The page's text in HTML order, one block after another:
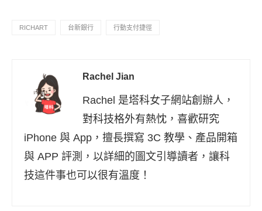
RICHART 台新銀行 行動支付捷徑
Rachel Jian
Rachel 是塔科女子網站創辦人，
對科技格外有熱忱，喜歡研究
iPhone 與 App，擅長撰寫 3C 教學、產品開箱
與 APP 評測，以詳細的圖文引導讀者，讓科
技這件事也可以很有溫度！